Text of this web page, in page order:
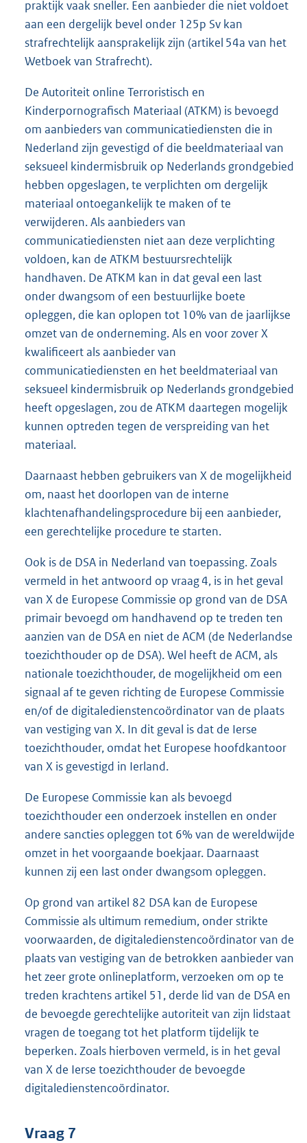
praktijk vaak sneller. Een aanbieder die niet voldoet
aan een dergelijk bevel onder 125p Sv kan
strafrechtelijk aansprakelijk zijn (artikel 54a van het
Wetboek van Strafrecht).
De Autoriteit online Terroristisch en
Kinderpornografisch Materiaal (ATKM) is bevoegd
om aanbieders van communicatiediensten die in
Nederland zijn gevestigd of die beeldmateriaal van
seksueel kindermisbruik op Nederlands grondgebied
hebben opgeslagen, te verplichten om dergelijk
materiaal ontoegankelijk te maken of te
verwijderen. Als aanbieders van
communicatiediensten niet aan deze verplichting
voldoen, kan de ATKM bestuursrechtelijk
handhaven. De ATKM kan in dat geval een last
onder dwangsom of een bestuurlijke boete
opleggen, die kan oplopen tot 10% van de jaarlijkse
omzet van de onderneming. Als en voor zover X
kwalificeert als aanbieder van
communicatiediensten en het beeldmateriaal van
seksueel kindermisbruik op Nederlands grondgebied
heeft opgeslagen, zou de ATKM daartegen mogelijk
kunnen optreden tegen de verspreiding van het
materiaal.
Daarnaast hebben gebruikers van X de mogelijkheid
om, naast het doorlopen van de interne
klachtenafhandelingsprocedure bij een aanbieder,
een gerechtelijke procedure te starten.
Ook is de DSA in Nederland van toepassing. Zoals
vermeld in het antwoord op vraag 4, is in het geval
van X de Europese Commissie op grond van de DSA
primair bevoegd om handhavend op te treden ten
aanzien van de DSA en niet de ACM (de Nederlandse
toezichthouder op de DSA). Wel heeft de ACM, als
nationale toezichthouder, de mogelijkheid om een
signaal af te geven richting de Europese Commissie
en/of de digitaledienstencoördinator van de plaats
van vestiging van X. In dit geval is dat de Ierse
toezichthouder, omdat het Europese hoofdkantoor
van X is gevestigd in Ierland.
De Europese Commissie kan als bevoegd
toezichthouder een onderzoek instellen en onder
andere sancties opleggen tot 6% van de wereldwijde
omzet in het voorgaande boekjaar. Daarnaast
kunnen zij een last onder dwangsom opleggen.
Op grond van artikel 82 DSA kan de Europese
Commissie als ultimum remedium, onder strikte
voorwaarden, de digitaledienstencoördinator van de
plaats van vestiging van de betrokken aanbieder van
het zeer grote onlineplatform, verzoeken om op te
treden krachtens artikel 51, derde lid van de DSA en
de bevoegde gerechtelijke autoriteit van zijn lidstaat
vragen de toegang tot het platform tijdelijk te
beperken. Zoals hierboven vermeld, is in het geval
van X de Ierse toezichthouder de bevoegde
digitaledienstencoördinator.
Vraag 7